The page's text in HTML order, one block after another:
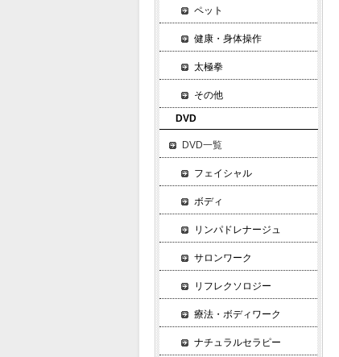
ペット
健康・身体操作
太極拳
その他
DVD
DVD一覧
フェイシャル
ボディ
リンパドレナージュ
サロンワーク
リフレクソロジー
療法・ボディワーク
ナチュラルセラピー